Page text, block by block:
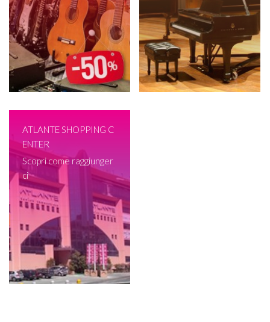
ATLANTE SHOPPING C
ENTER
Scopri come raggiunger
ci